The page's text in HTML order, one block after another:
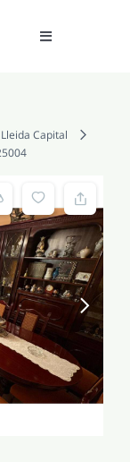
Toggle
Lleida Capital